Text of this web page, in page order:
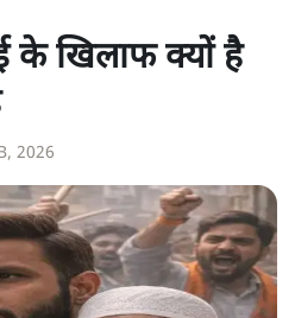
के खिलाफ क्यों है
2026